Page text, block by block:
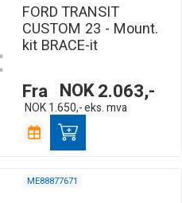
FORD TRANSIT
CUSTOM 23 - Mount.
kit BRACE-it
Fra NOK2.063,-
NOK 1.650,-eks. mva
ME88877671